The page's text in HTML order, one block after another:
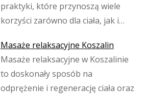
praktyki, które przynoszą wiele
korzyści zarówno dla ciała, jak i…
Masaże relaksacyjne Koszalin
Masaże relaksacyjne w Koszalinie
to doskonały sposób na
odprężenie i regenerację ciała oraz